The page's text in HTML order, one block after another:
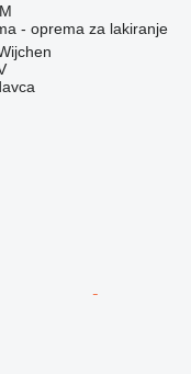
- oprema za lakiranje